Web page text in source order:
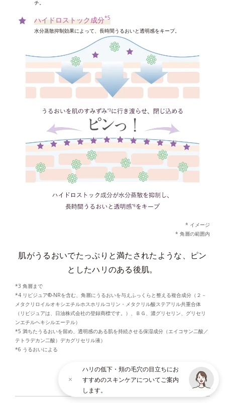
吸着力をアップさせ蓄積した角層を絡めとりやすくする
シルキースムース成分*6
後肌をしっとりなめらかに整えてローションの肌なじみ感をアップ
レイヤーリムーバー
蓄積した角層を剥がれやすい状態に整える
チ。
ハイドロストック成分*5
水分蒸散抑制効果によって、長時間うるおいと透明感をキープ。
* イメージ
* 角層の範囲内
肌がうるおいでたっぷりと満たされたような、ピン
としたハリのある後肌。
*3 角層まで
*4 リピジュア®-NRを含む、角層にうるおいを与えふっくらと整える複合成分（２－
メタクリロイルオキシエチルホスホリルコリン・メタクリル酸ステアリル共重合体
（リピジュアは、日油株式会社の登録商標です。）、ＢＧ、濃グリセリン、グリセリ
ンエチルヘキシルエーテル）
*5 満ちたうるおいを留め、透明感のある肌を持続させる保湿成分（エイコサン二酸／
テトラデカン二酸）デカグリセリル液）
*6 うるおいによる
× CLOSE
ハリの低下・頬の毛穴の目立ちにお
すすめのスキンケアについてご案内
します。